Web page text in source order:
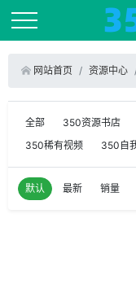
网站首页 资源中心
全部 350资源书店
350稀有视频
350自
默认 最新 销量